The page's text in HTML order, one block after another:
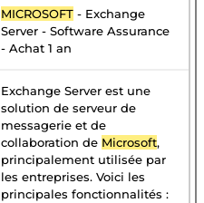
MICROSOFT - Exchange
Server - Software Assurance
- Achat 1 an
Exchange Server est une
solution de serveur de
messagerie et de
collaboration de Microsoft,
principalement utilisée par
les entreprises. Voici les
principales fonctionnalités :